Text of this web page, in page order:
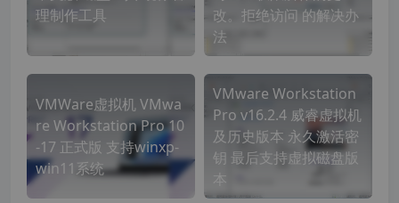
理制作工具
改。拒绝访问 的解决办
法
VMWare虚拟机 VMwa
re Workstation Pro 10
-17 正式版 支持winxp-
win11系统
VMware Workstation
Pro v16.2.4 威睿虚拟机
及历史版本 永久激活密
钥 最后支持虚拟磁盘版
本